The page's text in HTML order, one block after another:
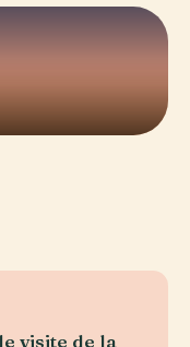
visite de la